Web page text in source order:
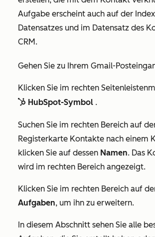
Aufgabe erscheint auch auf der
Datensatzes und im Datensatz des
CRM.
Gehen Sie zu Ihrem Gmail-
Klicken Sie im rechten
sprocket HubSpot-Symbol .
Suchen Sie im rechten Bereich auf
Registerkarte Kontakte nach einem
klicken Sie auf dessen Namen. Das
wird im rechten Bereich angezeigt.
Klicken Sie im rechten Bereich auf
Aufgaben, um ihn zu erweitern.
In diesem Abschnitt sehen Sie alle